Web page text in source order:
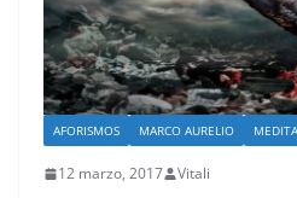
AFORISMOS MARCO AURELIO
12 marzo, 2017 Vitali